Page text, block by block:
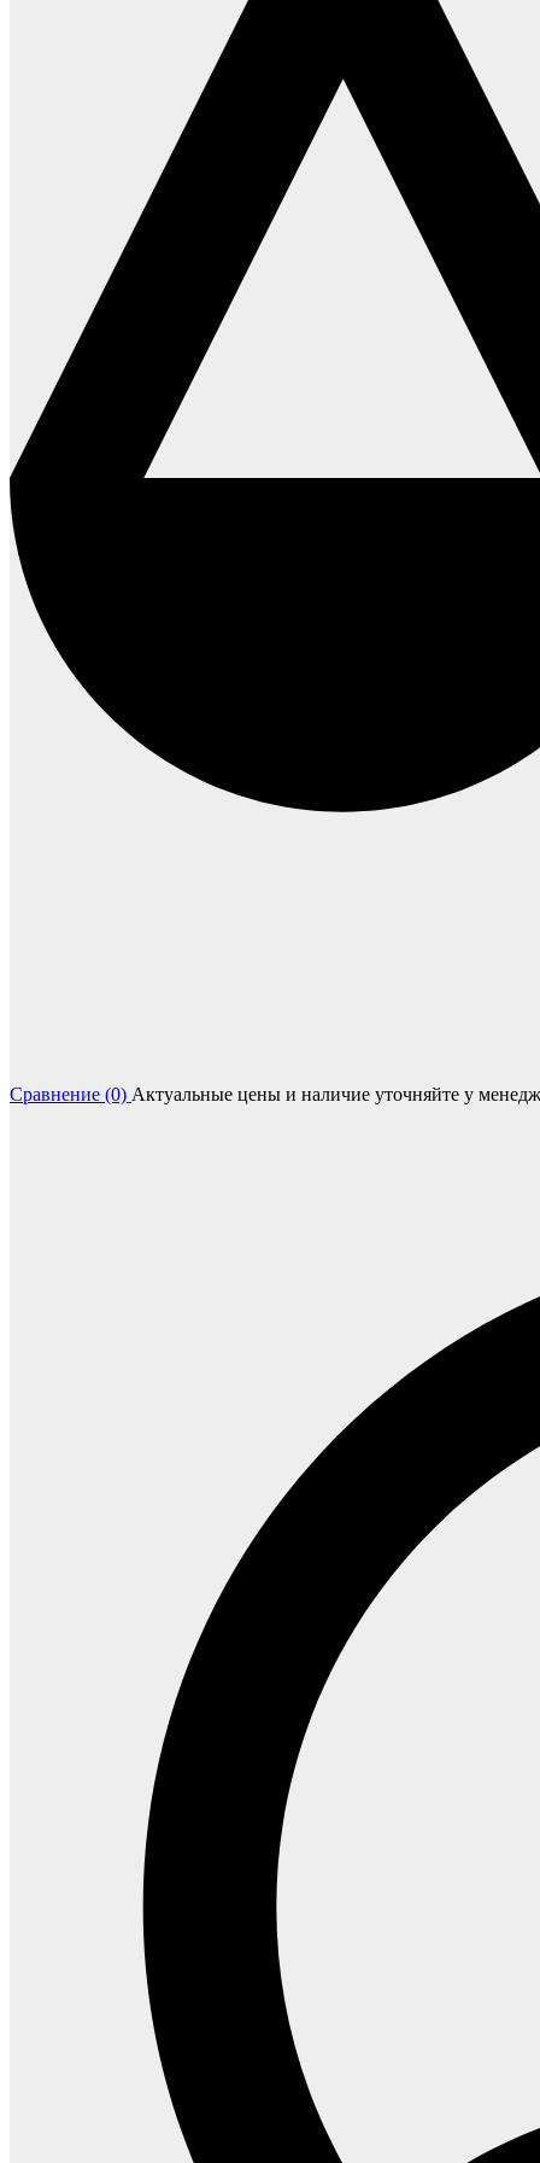
Сравнение (0) Актуальные цены и наличие уточняйте у